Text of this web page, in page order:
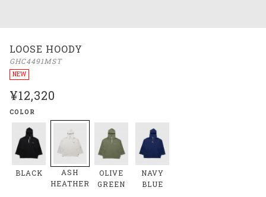
LOOSE HOODY
GHC4491MST
NEW
¥12,320
COLOR
BLACK
ASH
HEATHER
OLIVE
GREEN
NAVY
BLUE